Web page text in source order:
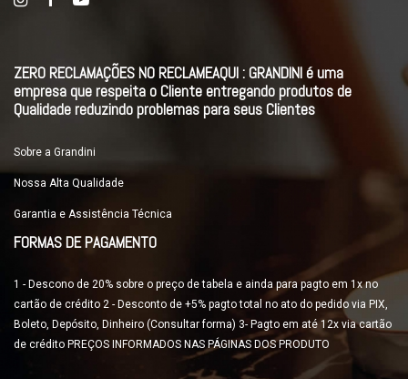
ZERO RECLAMAÇÕES NO RECLAMEAQUI : GRANDINI é uma
empresa que respeita o Cliente entregando produtos de
Qualidade reduzindo problemas para seus Clientes
Sobre a Grandini
Nossa Alta Qualidade
Garantia e Assistência Técnica
FORMAS DE PAGAMENTO
1 - Descono de 20% sobre o preço de tabela e ainda para pagto em 1x no
cartão de crédito 2 - Desconto de +5% pagto total no ato do pedido via PIX,
Boleto, Depósito, Dinheiro (Consultar forma) 3- Pagto em até 12x via cartão
de crédito PREÇOS INFORMADOS NAS PÁGINAS DOS PRODUTO